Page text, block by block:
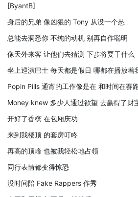
[ByantB]
身后的兄弟 像凶狠的 Tony 从没一个怂
总能去洞悉你 不纯的动机 别再自作聪明
像天外来客 让他们去猜测 下步将要干什么
坐上巡演巴士 每天都是假日 哪都在播放着
Popin Pills 通宵的工作像是在 和时间在赛
Money knew 多少人通过欲望 去赢得了财
开好了香槟 在包厢庆功
来到我楼顶 的套房叮咚
再高的顶峰 也被我轻松地占领
同行表情都变得惊恐
没时间陪 Fake Rappers 作秀